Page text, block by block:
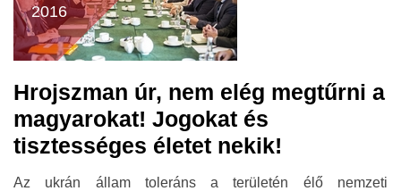
2016
Hrojszman úr, nem elég megtűrni a
magyarokat! Jogokat és
tisztességes életet nekik!
Az ukrán állam toleráns a területén élő nemzeti